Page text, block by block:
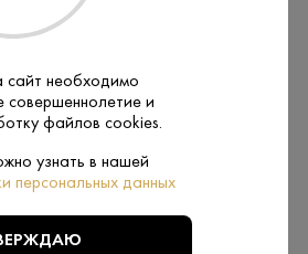
Производитель:Halewood
Объем: 0.7 L
Регион:
сайт необходимо
совершеннолетие и
файлов cookies.
узнать в нашей
персональных данных